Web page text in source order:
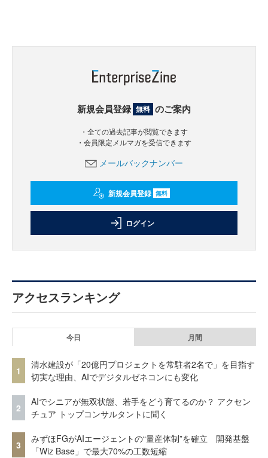
新規会員登録 無料 のご案内
・全ての過去記事が閲覧できます
・会員限定メルマガを受信できます
メールバックナンバー
新規会員登録 無料
ログイン
アクセスランキング
今日 月間
1
清水建設が「20億円プロジェクトを常駐者2名で」を目指す
切実な理由、AIでデジタルゼネコンにも変化
2
AIでシニアが無双状態、若手をどう育てるのか？ アクセン
チュア トップコンサルタントに聞く
3
みずほFGがAIエージェントの“量産体制”を確立 開発基盤
「Wiz Base」で最大70%の工数短縮